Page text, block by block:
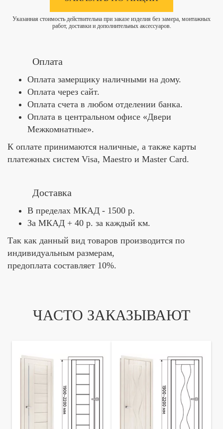
Указанная стоимость действительна при заказе изделия без замера, монтажных
работ, доставки и дополнительных аксессуаров.
Оплата
Оплата замерщику наличными на дому.
Оплата через сайт.
Оплата счета в любом отделении банка.
Оплата в центральном офисе «Двери
Межкомнатные».
К оплате принимаются наличные, а также карты
платежных систем Visa, Maestro и Master Card.
Доставка
В пределах МКАД - 1500 р.
За МКАД + 40 р. за каждый км.
Так как данный вид товаров производится по
индивидуальным размерам,
предоплата составляет 10%.
ЧАСТО ЗАКАЗЫВАЮТ